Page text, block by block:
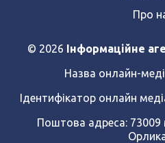
Про
© 2026 Інформаційне
Назва онлайн-
Ідентифікатор онлайн
Поштова адреса: 73009